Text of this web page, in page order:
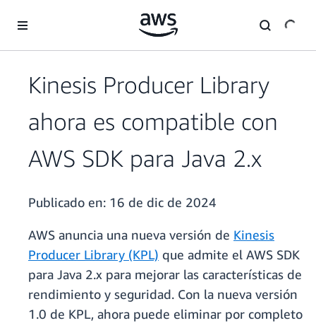
Kinesis Producer Library
ahora es compatible con
AWS SDK para Java 2.x
Publicado en: 16 de dic de 2024
AWS anuncia una nueva versión de Kinesis
Producer Library (KPL) que admite el AWS SDK
para Java 2.x para mejorar las características de
rendimiento y seguridad. Con la nueva versión
1.0 de KPL, ahora puede eliminar por completo